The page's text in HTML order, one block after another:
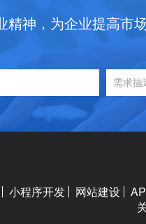
神，为企业提高市
小程序开发 网站建设